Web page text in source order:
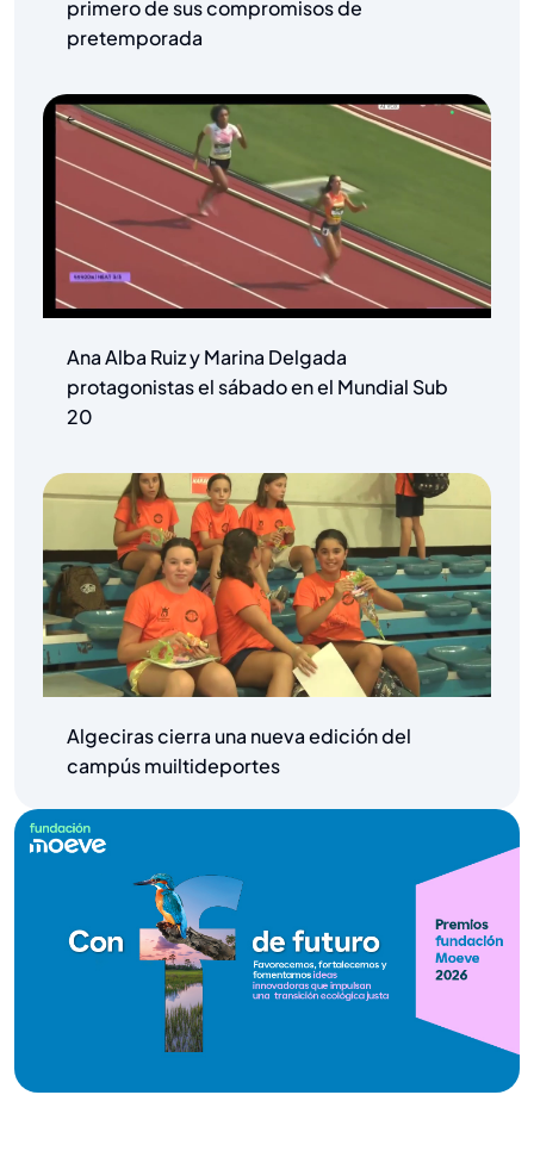
primero de sus compromisos de
pretemporada
Ana Alba Ruiz y Marina Delgada
protagonistas el sábado en el Mundial Sub
20
Algeciras cierra una nueva edición del
campús muiltideportes